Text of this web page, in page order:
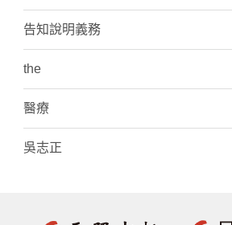
告知說明義務
the
醫療
吳志正